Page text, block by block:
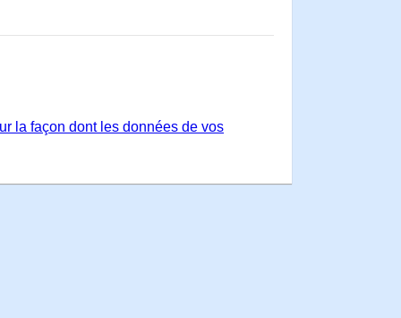
la façon dont les données de vos